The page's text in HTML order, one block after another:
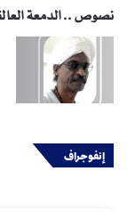
نصوص .. الدمعة
إنفوجراف